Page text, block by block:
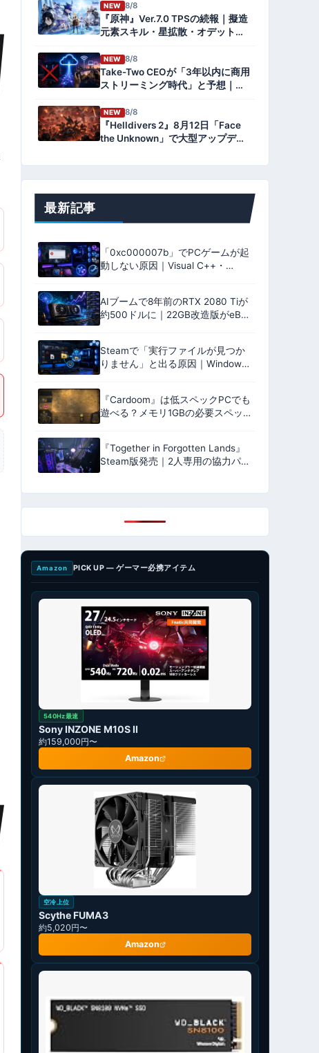
NEW 8/8
『原神』Ver.7.0 TPSの続報｜擬造
元素スキル・星拡散・オデットの
【8月12日配信】
NEW 8/8
Take-Two CEOが「3年以内に商用
ストリーミング時代」と予想｜
不要論の中身【2026年8月】
NEW 8/8
『Helldivers 2』8月12日「Face
the Unknown」で大型アップデー
の謎
最新記事
「0xc000007b」でPCゲームが起
動しない原因｜Visual C++・
32bit/64bit・DirectXを確認
【2026年版】
AIブームで8年前のRTX 2080 Tiが
約500ドルに｜22GB改造版がeBay
に登場
Steamで「実行ファイルが見つか
りません」と出る原因｜Windows
Defenderの隔離・整合性確認
【2026年版】
『Cardoom』は低スペックPCでも
遊べる？メモリ1GBの必要スペッ
ク・日本語対応・デモ版を解説
【2027年発売予定】
『Together in Forgotten Lands』
Steam版発売｜2人専用の協力パズ
ルは日本語対応・無料版あり
Amazon PICK UP — ゲーマー必携アイテム
540Hz最速
Sony INZONE M10S II
約159,000円〜
Amazon
空冷上位
Scythe FUMA3
約5,020円〜
Amazon